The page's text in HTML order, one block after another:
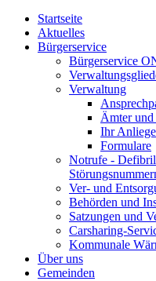
Startseite
Aktuelles
Bürgerservice
Bürgerservice
Verwaltung
Ämter und
Ihr
Formulare
Notrufe -
Ver- und
Behörden und
Satzungen und
Carsharing-
Kommunale
Über uns
Gemeinden